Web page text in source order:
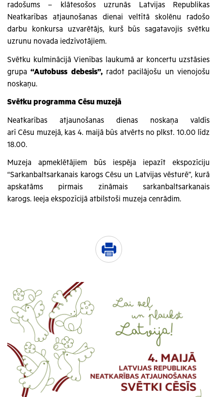
radošums – klātesošos uzrunās Latvijas Republikas
Neatkarības atjaunošanas dienai veltītā skolēnu radošo
darbu konkursa uzvarētājs, kurš būs sagatavojis svētku
uzrunu novada iedzīvotājiem.
Svētku kulminācijā Vienības laukumā ar koncertu uzstāsies
grupa“Autobuss debesīs”,radot pacilājošu un vienojošu
noskaņu.
Svētku programma Cēsu muzejā
Neatkarības atjaunošanas dienas noskaņa valdīs
arī Cēsu muzejā, kas 4. maijā būs atvērts no plkst. 10.00 līdz
18.00.
Muzeja apmeklētājiem būs iespēja iepazīt ekspozīciju
“Sarkanbaltsarkanais karogs Cēsu un Latvijas vēsturē”, kurā
apskatāms pirmais zināmais sarkanbaltsarkanais
karogs. Ieeja ekspozīcijā atbilstoši muzeja cenrādim.